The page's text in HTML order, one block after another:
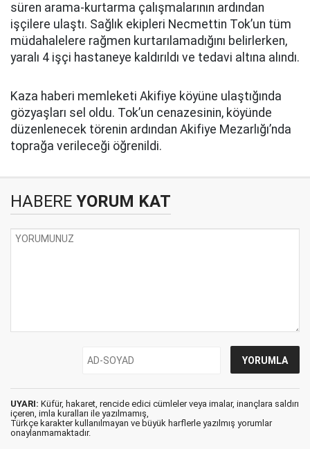
süren arama-kurtarma çalışmalarının ardından
işçilere ulaştı. Sağlık ekipleri Necmettin Tok’un tüm
müdahalelere rağmen kurtarılamadığını belirlerken,
yaralı 4 işçi hastaneye kaldırıldı ve tedavi altına alındı.
Kaza haberi memleketi Akifiye köyüne ulaştığında
gözyaşları sel oldu. Tok’un cenazesinin, köyünde
düzenlenecek törenin ardından Akifiye Mezarlığı’nda
toprağa verileceği öğrenildi.
HABERE YORUM KAT
UYARI: Küfür, hakaret, rencide edici cümleler veya imalar, inançlara saldırı
içeren, imla kuralları ile yazılmamış,
Türkçe karakter kullanılmayan ve büyük harflerle yazılmış yorumlar
onaylanmamaktadır.